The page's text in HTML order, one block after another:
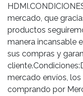
mercado, que
productos
manera incansable
sus compras y
mercado envíos,
comprando por